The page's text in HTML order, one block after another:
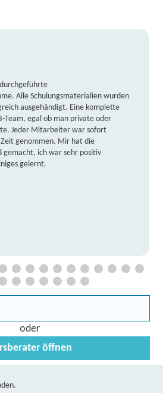
Alle Schulungsmaterialien wurden
ausgehändigt. Eine komplette
Team, egal ob man private oder
Jeder Mitarbeiter war sofort
genommen. Mir hat die
gemacht, ich war sehr positiv
gelernt.
oder
öffnen